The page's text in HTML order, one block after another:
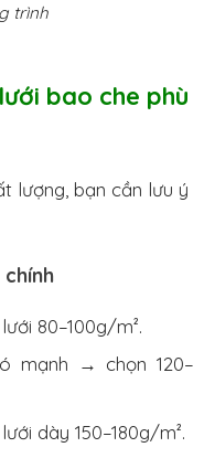
trình
bao che phù
lượng, bạn cần lưu ý
chính
80–100g/m².
mạnh → chọn 120–
dày 150–180g/m².